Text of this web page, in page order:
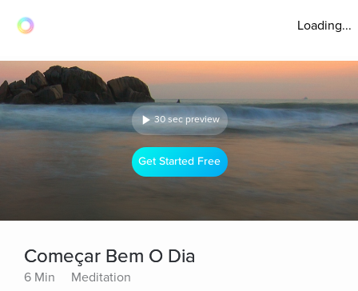
Loading...
30 sec preview
Get Started Free
Começar Bem O Dia
6 Min Meditation